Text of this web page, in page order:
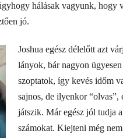
hálásak vagyunk, hogy
jó.
Joshua egész délelőtt azt
lányok, bár nagyon
szoptatok, így kevés időm
sajnos, de ilyenkor
játszik. Már egész jól tudja
számokat. Kiejteni még